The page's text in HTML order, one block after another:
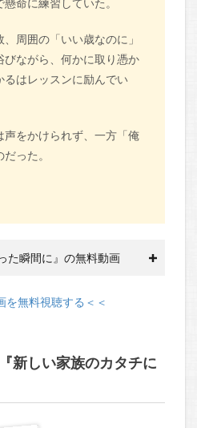
命に練習していた。
周囲の「いい歳なのに」
びながら、何かに取り憑か
はレッスンに励んでい
声をかけられず、一方「俺
った。
た瞬間に』の無料動画
を無料視聴する＜＜
新しい家族のカタチに